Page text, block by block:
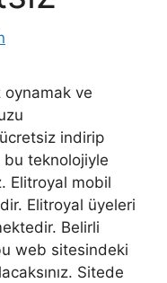
ve
indirip
bu teknolojiyle
Elitroyal mobil
Elitroyal üyeleri
Belirli
web sitesindeki
Sitede